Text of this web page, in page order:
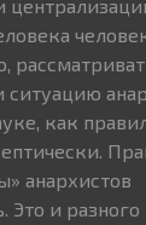
ситуацию
как
анархистов
Это и разного